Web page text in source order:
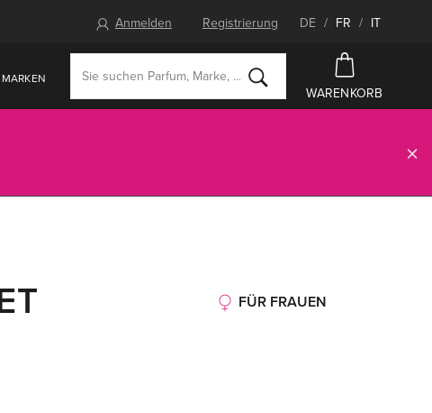
Anmelden Registrierung DE / FR / IT
MARKEN
WARENKORB
FÜR FRAUEN